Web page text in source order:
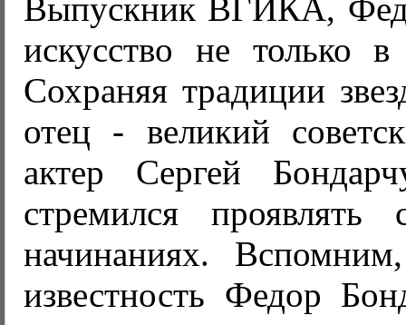
Выпускник ВГИКА,
искусство не только в
Сохраняя традиции
отец - великий
актер Сергей
стремился
начинаниях.
известность Федор